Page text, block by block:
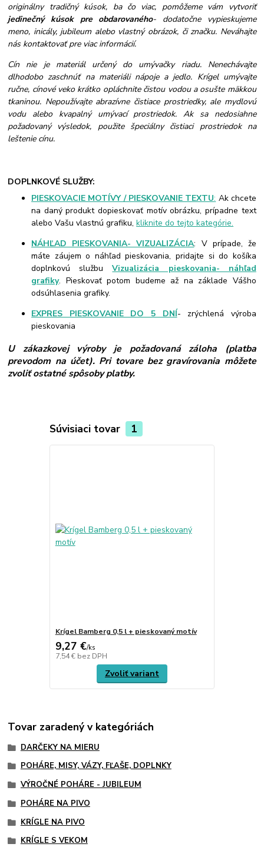
originálny tradičný kúsok, ba čo viac, pomôžeme vám vytvoriť
jedinečný kúsok pre obdarovaného- dodatočne vypieskujeme
meno, inicály, jubileum alebo vlastný obrázok, či značku. Neváhajte
nás kontaktovať pre viac informácií.
Cín nie je materiál určený do umývačky riadu. Nenechávajte
dlhodobo zaschnúť na materiáli nápoje a jedlo. Krígel umývajte
ručne, cínové veko krátko opláchnite čistou vodou a osušte mäkkou
tkaninou. Nepoužívajte abrazívne čistiace prostriedky, ale mydlovú
vodu alebo kvapalný umývací prostriedok. Ak sa nedosiahne
požadovaný výsledok, použite špeciálny čistiaci prostriedok na
leštenie cínu.
DOPLNKOVÉ SLUŽBY:
PIESKOVACIE MOTÍVY / PIESKOVANIE TEXTU: Ak chcete
na daný produkt dopieskovať motív obrázku, prípadne text
alebo Vašu vlastnú grafiku,kliknite do tejto kategórie.
NÁHĽAD PIESKOVANIA- VIZUALIZÁCIA: V prípade, že
máte záujem o náhľad pieskovania, pridajte si do košíka
doplnkovú službuVizualizácia pieskovania- náhľad
grafiky. Pieskovať potom budeme až na základe Vášho
odsúhlasenia grafiky.
EXPRES PIESKOVANIE DO 5 DNÍ- zrýchlená výroba
pieskovania
U zákazkovej výroby je požadovaná záloha (platba
prevodom na účet). Pri tovare bez gravírovania môžete
zvoliť ostatné spôsoby platby.
Súvisiaci tovar 1
Krígel Bamberg 0,5 l + pieskovaný motív
9,27 €/ks
7,54 € bez DPH
Zvoliť variant
Tovar zaradený v kategóriách
DARČEKY NA MIERU
POHÁRE, MISY, VÁZY, FĽAŠE, DOPLNKY
VÝROČNÉ POHÁRE - JUBILEUM
POHÁRE NA PIVO
KRÍGLE NA PIVO
KRÍGLE S VEKOM